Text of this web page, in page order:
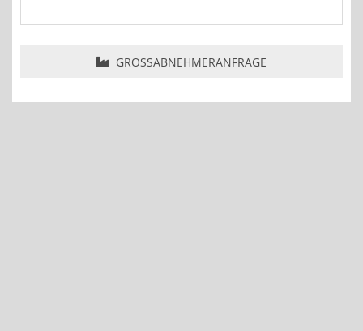
GROSSABNEHMERANFRAGE